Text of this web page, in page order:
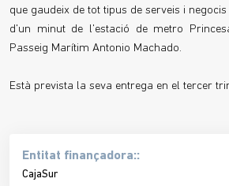
que gaudeix de tot tipus de serveis i
d'un minut de l'estació de metro
Passeig Marítim Antonio Machado.
Està prevista la seva entrega en el tercer
Entitat finançadora::
CajaSur